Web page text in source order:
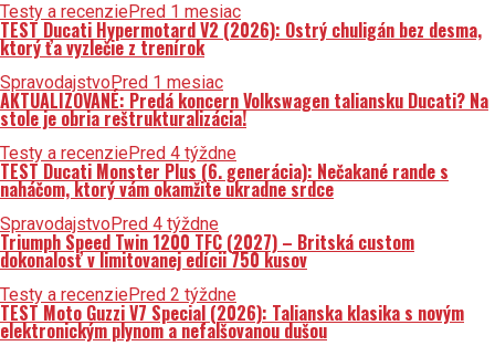
Testy a recenziePred 1 mesiac
TEST Ducati Hypermotard V2 (2026): Ostrý chuligán bez desma,
ktorý ťa vyzlečie z trenírok
SpravodajstvoPred 1 mesiac
AKTUALIZOVANÉ: Predá koncern Volkswagen taliansku Ducati? Na
stole je obria reštrukturalizácia!
Testy a recenziePred 4 týždne
TEST Ducati Monster Plus (6. generácia): Nečakané rande s
naháčom, ktorý vám okamžite ukradne srdce
SpravodajstvoPred 4 týždne
Triumph Speed Twin 1200 TFC (2027) – Britská custom
dokonalosť v limitovanej edícii 750 kusov
Testy a recenziePred 2 týždne
TEST Moto Guzzi V7 Special (2026): Talianska klasika s novým
elektronickým plynom a nefalšovanou dušou